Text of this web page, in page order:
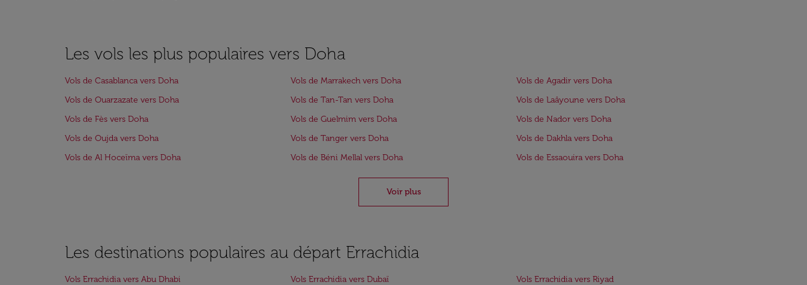
Les vols les plus populaires vers Doha
Vols de Casablanca vers Doha Vols de Marrakech vers Doha
Vols de Agadir vers Doha
Vols de Ouarzazate vers Doha
Vols de Tan-Tan vers Doha
Vols de Laâyoune vers Doha
Vols de Fès vers Doha
Vols de Guelmim vers Doha
Vols de Nador vers Doha
Vols de Oujda vers Doha
Vols de Tanger vers Doha
Vols de Dakhla vers Doha
Vols de Al Hoceïma vers Doha
Vols de Béni Mellal vers Doha Vols de Essaouira vers Doha
Voir plus
Les destinations populaires au départ Errachidia
Vols Errachidia vers Abu Dhabi Vols Errachidia vers Dubaï Vols Errachidia vers Riyad